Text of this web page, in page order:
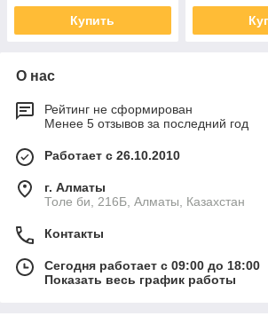
Купить
О нас
Рейтинг не сформирован
Менее 5 отзывов за последний год
Работает с 26.10.2010
г. Алматы
Толе би, 216Б, Алматы, Казахстан
Контакты
Сегодня работает с 09:00 до 18:00
Показать весь график работы